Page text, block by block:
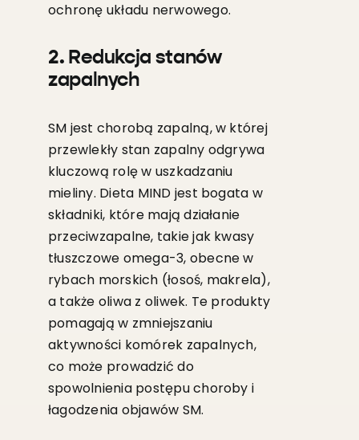
ochronę układu nerwowego.
2. Redukcja stanów
zapalnych
SM jest chorobą zapalną, w której
przewlekły stan zapalny odgrywa
kluczową rolę w uszkadzaniu
mieliny. Dieta MIND jest bogata w
składniki, które mają działanie
przeciwzapalne, takie jak kwasy
tłuszczowe omega-3, obecne w
rybach morskich (łosoś, makrela),
a także oliwa z oliwek. Te produkty
pomagają w zmniejszaniu
aktywności komórek zapalnych,
co może prowadzić do
spowolnienia postępu choroby i
łagodzenia objawów SM.